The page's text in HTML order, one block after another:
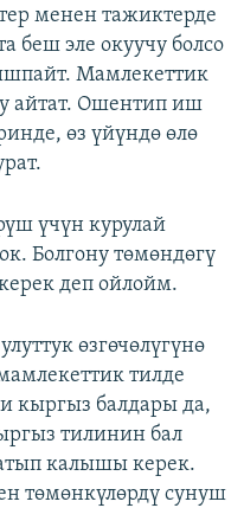
менен тажиктерде
беш эле окуучу болсо
Мамлекеттик
айтат. Ошентип иш
өз үйүндө өлө
үчүн курулай
Болгону төмөндөгү
деп ойлойм.
өзгөчөлүгүнө
тилде
кыргыз балдары да,
тилинин бал
калышы керек.
төмөнкүлөрдү сунуш